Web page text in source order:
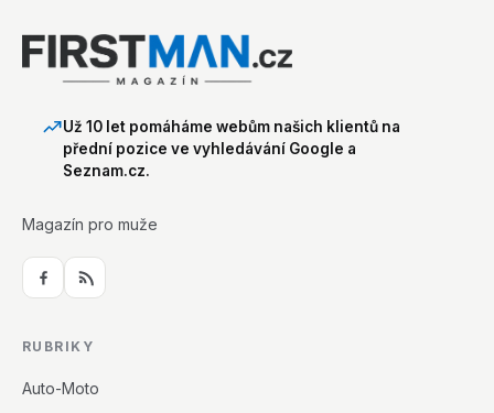
Už 10 let pomáháme webům našich klientů na
přední pozice ve vyhledávání Google a
Seznam.cz.
Magazín pro muže
RUBRIKY
Auto-Moto